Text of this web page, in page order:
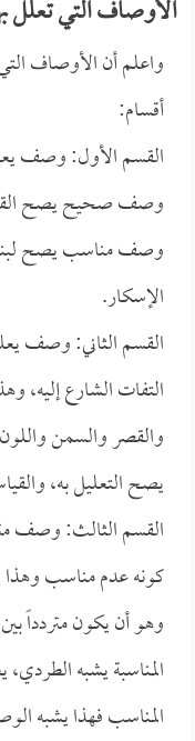
الأوصاف التي تعلل
واعلم أن الأوصاف
أقسام:
القسم الأول: وصف
وصف صحيح يصح
وصف مناسب يصح لبناء
الإسكار.
القسم الثاني: وصف
التفات الشارع إليه،
والقصر والسمن
يصح التعليل به،
القسم الثالث: وصف
كونه عدم مناسب وهذا
وهو أن يكون متردداً
المناسبة يشبه
المناسب فهذا يشبه